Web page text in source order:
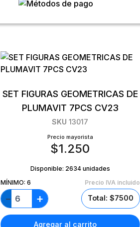
SET FIGURAS GEOMETRICAS DE
PLUMAVIT 7PCS CV23
SKU 13017
Precio mayorista
$1.250
Disponible: 2634 unidades
MÍNIMO: 6 Precio IVA incluido
− + Total: $7500
Agregar al carrito